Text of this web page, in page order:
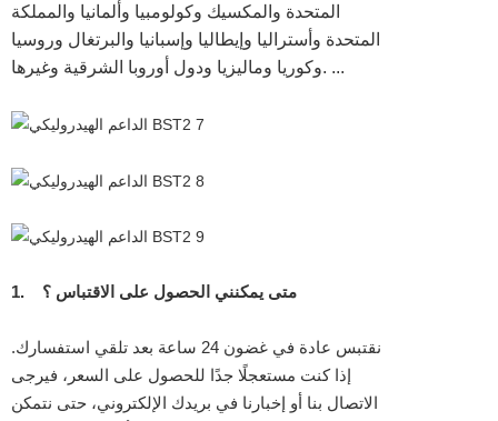
المتحدة والمكسيك وكولومبيا وألمانيا والمملكة
المتحدة وأستراليا وإيطاليا وإسبانيا والبرتغال وروسيا
وكوريا وماليزيا ودول أوروبا الشرقية وغيرها. ...
1. متى يمكنني الحصول على الاقتباس ؟
نقتبس عادة في غضون 24 ساعة بعد تلقي استفسارك.
إذا كنت مستعجلًا جدًا للحصول على السعر، فيرجى
الاتصال بنا أو إخبارنا في بريدك الإلكتروني، حتى نتمكن